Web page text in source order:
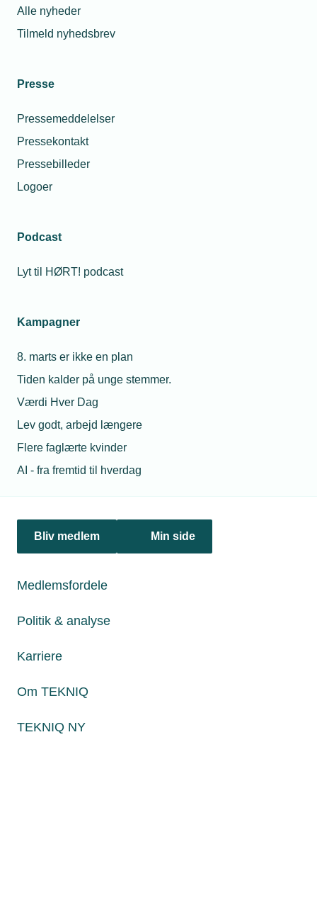
Alle nyheder
Tilmeld nyhedsbrev
Presse
Pressemeddelelser
Pressekontakt
Pressebilleder
Logoer
Podcast
Lyt til HØRT! podcast
Kampagner
8. marts er ikke en plan
Tiden kalder på unge stemmer.
Værdi Hver Dag
Lev godt, arbejd længere
Flere faglærte kvinder
AI - fra fremtid til hverdag
Bliv medlem Min side
Medlemsfordele
Politik & analyse
Karriere
Om TEKNIQ
TEKNIQ NY
Politik & analyse
jura@tekniq.dk
tekniq@tekniq.dk
Fredag fra kl. 8:00 til 15:00
Paul Bergsøes Vej 6, 2600 Glostrup